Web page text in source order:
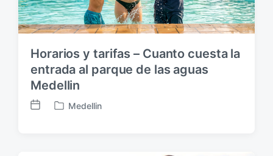
c
i
ó
Horarios y tarifas – Cuanto cuesta la
entrada al parque de las aguas
Medellin
F
P
Medellin